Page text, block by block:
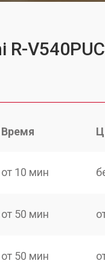
Время
от 10 мин
от 50 мин
от 50 мин